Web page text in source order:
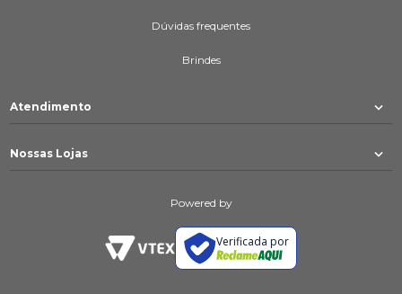
Dúvidas frequentes
Brindes
Atendimento
Nossas Lojas
Powered by
Verificada por